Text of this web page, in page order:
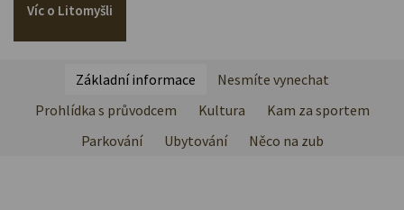
Víc o Litomyšli
Základní informace
Nesmíte vynechat
Prohlídka s průvodcem
Kultura
Kam za sportem
Parkování
Ubytování Něco na zub